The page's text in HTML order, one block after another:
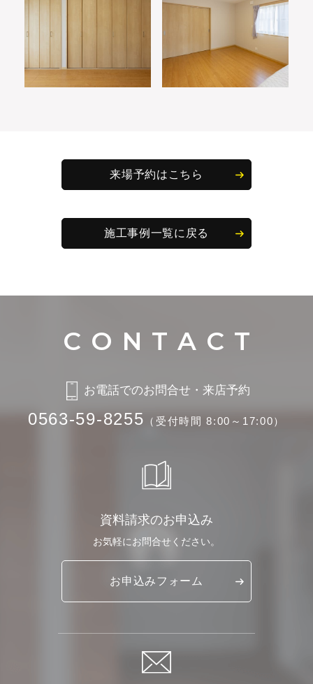
来場予約はこちら
施工事例一覧に戻る
お電話でのお問合せ・来店予約
0563-59-8255 （受付時間 8:00～17:00）
資料請求のお申込み
お気軽にお問合せください。
お申込みフォーム